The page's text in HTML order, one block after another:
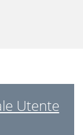
Utente